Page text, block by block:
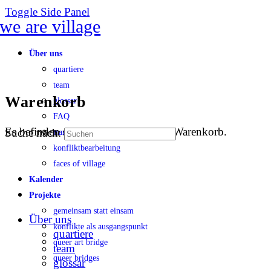
Toggle Side Panel
Über uns
quartiere
team
glossar
FAQ
transparenz
konfliktbearbeitung
faces of village
Kalender
Projekte
gemeinsam statt einsam
konflikte als ausgangspunkt
queer art bridge
queer bridges
Warenkorb
Es befinden sich keine Produkte im Warenkorb.
Suche nach:
Über uns
quartiere
team
glossar